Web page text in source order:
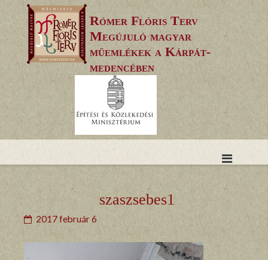
to
content
Rómer Flóris Terv
Megújuló magyar
műemlékek a Kárpát-
medencében
szaszsebes1
2017 február 6